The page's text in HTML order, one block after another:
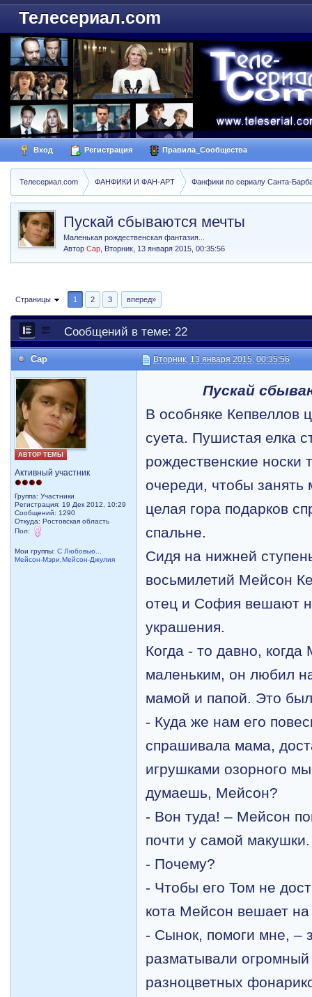
Телесериал.com
Вход Регистрация Правила_Сообщества
Телесериал.com ФАНФИКИ И ФАН-АРТ Фанфики по сериалу Санта-
Пускай сбываются мечты
Маленькая рождественская фантазия...
АвторCap Вторник, 13 января 2015, 00:35:56
Страницы 1 2 3 вперед»
Сообщений в теме: 22
Cap Вторник, 13 января 2015, 00:35:56
АВТОР ТЕМЫ
Активный участник
Группа: Участники
Регистрация: 19 Дек 2012, 10:29
Сообщений: 1290
Откуда: Ростовская область
Пол:
Мои группы:С Любовью...
Мейсон-Мэри,Мейсон-Джулия
Пускай
В особняке Кепвеллов
суета. Пушистая елка
рождественские носки
очереди, чтобы
целая гора подарков
спальне.
Сидя на нижней
восьмилетий Мейсон
отец и София вешают
украшения.
Когда - то давно,
маленьким, он любил
мамой и папой. Это
- Куда же нам его
спрашивала мама,
игрушками озорного
думаешь, Мейсон?
- Вон туда! – Мейсон
почти у самой макушки.
- Почему?
- Чтобы его Том не
кота Мейсон вешает
- Сынок, помоги мне, –
разматывали огромный
разноцветных